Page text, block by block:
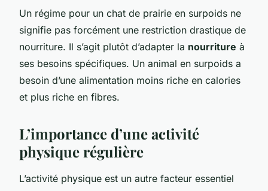
Un régime pour un chat de prairie en surpoids ne
signifie pas forcément une restriction drastique de
nourriture. Il s’agit plutôt d’adapter la nourriture à
ses besoins spécifiques. Un animal en surpoids a
besoin d’une alimentation moins riche en calories
et plus riche en fibres.
L’importance d’une activité
physique régulière
L’activité physique est un autre facteur essentiel